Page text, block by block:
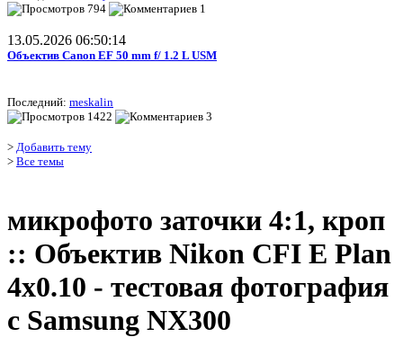
794
1
13.05.2026 06:50:14
Объектив Canon EF 50 mm f/ 1.2 L USM
Последний: meskalin
1422
3
> Добавить тему
> Все темы
микрофото заточки 4:1, кроп
:: Объектив Nikon CFI E Plan
4х0.10 - тестовая фотография
c Samsung NX300